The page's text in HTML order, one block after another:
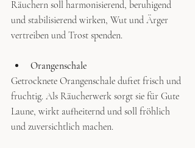
Räuchern soll harmonisierend, beruhigend
und stabilisierend wirken, Wut und Ärger
vertreiben und Trost spenden.
Orangenschale
Getrocknete Orangenschale duftet frisch und
fruchtig. Als Räucherwerk sorgt sie für Gute
Laune, wirkt aufheiternd und soll fröhlich
und zuversichtlich machen.